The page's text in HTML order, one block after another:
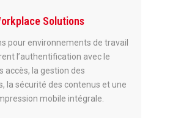
Solutions
pour environnements de travail
l’authentification avec le
accès, la gestion des
la sécurité des contenus et une
mobile intégrale.